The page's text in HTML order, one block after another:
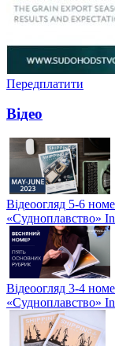
Передплатити
Відео
Відеоогляд 5-6
«Судноплавство»
Відеоогляд 3-4
«Судноплавство»